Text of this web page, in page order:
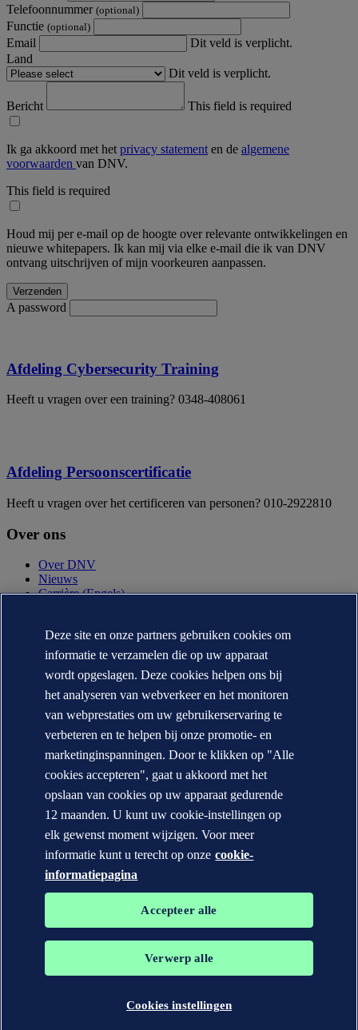
Telefoonnummer (optional)
Functie (optional)
Email
Dit veld is verplicht.
Land
Dit veld is verplicht.
Bericht This field is required
Ik ga akkoord met het privacy statement en de algemene
voorwaarden van DNV.
This field is required
Houd mij per e-mail op de hoogte over relevante ontwikkelingen en
nieuwe whitepapers. Ik kan mij via elke e-mail die ik van DNV
ontvang uitschrijven of mijn voorkeuren aanpassen.
A password
Afdeling Cybersecurity Training
Heeft u vragen over een training? 0348-408061
Afdeling Persoonscertificatie
Heeft u vragen over het certificeren van personen? 010-2922810
Over ons
Over DNV
Nieuws
Carrière (Engels)
Contact
Neem contact op
DNV locaties
Mediacontacten
Veracity.com
Privacy Statement
Terms of Use
Copyright © DNV AS 2026
Cookie informatie
De handelsmerken DNV GL®, DNV®, Horizon Graphic en Det
Veritas groep. Alle rechten voorbehouden.
Deze site en onze partners gebruiken cookies om
informatie te verzamelen die op uw apparaat
wordt opgeslagen. Deze cookies helpen ons bij
het analyseren van webverkeer en het monitoren
van webprestaties om uw gebruikerservaring te
verbeteren en te helpen bij onze promotie- en
marketinginspanningen. Door te klikken op "Alle
cookies accepteren", gaat u akkoord met het
opslaan van cookies op uw apparaat gedurende
12 maanden. U kunt uw cookie-instellingen op
elk gewenst moment wijzigen. Voor meer
informatie kunt u terecht op onze cookie-
informatiepagina
Accepteer alle
Verwerp alle
Cookies instellingen